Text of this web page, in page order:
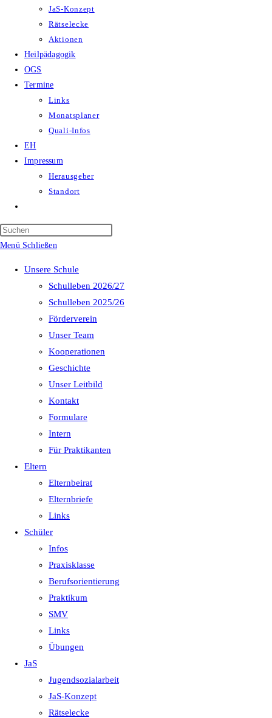
JaS-Konzept
Rätselecke
Aktionen
Heilpädagogik
OGS
Termine
Links
Monatsplaner
Quali-Infos
EH
Impressum
Herausgeber
Standort
umschalten
the
search
Menü Schließen
Unsere Schule
Schulleben 2026/27
Schulleben 2025/26
Förderverein
Unser Team
Kooperationen
Geschichte
Unser Leitbild
Kontakt
Formulare
Intern
Für Praktikanten
Eltern
Elternbeirat
Elternbriefe
Links
Schüler
Infos
Praxisklasse
Berufsorientierung
Praktikum
SMV
Links
Übungen
JaS
Jugendsozialarbeit
JaS-Konzept
Rätselecke